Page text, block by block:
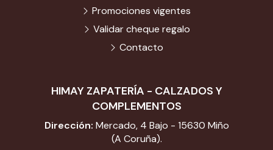
HIMAY ZAPATERÍA - CALZADOS Y
COMPLEMENTOS
Dirección: Mercado, 4 Bajo - 15630 Miño
(A Coruña).
Promociones vigentes
Validar cheque regalo
Contacto